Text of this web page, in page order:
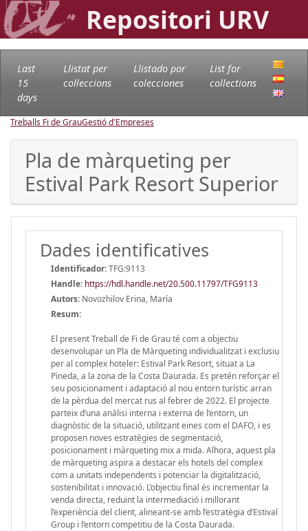
Repositori URV
Last
15
days
Llistat per
col·leccions
Llistado por
colecciones
List for
collections
Treballs Fi de GrauGestió d'Empreses
Pla de màrqueting per
Estival Park Resort Superior
Dades identificatives
Identificador:TFG:9113
Handle: https://hdl.handle.net/20.500.11797/TFG9113
Autors: Novozhilov Erina, María
Resum:
El present Treball de Fi de Grau té com a objectiu
desenvolupar un Pla de Màrqueting individualitzat i exclusiu
per al complex hoteler: Estival Park Resort, situat a La
Pineda, a la zona de la Costa Daurada. Es pretén reforçar el
seu posicionament i adaptació al nou entorn turístic arran
de la pèrdua del mercat rus al febrer de 2022. El projecte
parteix d’una anàlisi interna i externa de l’entorn, un
diagnòstic de la situació, utilitzant eines com el DAFO, i es
proposen noves estratègies de segmentació,
posicionament i màrqueting mix a mida. Alhora, aquest pla
de màrqueting aspira a destacar els hotels del complex
com a unitats independents i potenciar la digitalització,
sostenibilitat i innovació. L’objectiu final és incrementar la
venda directa, reduint la intermediació i millorant
l’experiència del client, alineant-se amb l’estratègia d’Estival
Group i l’entorn competitiu de la Costa Daurada.